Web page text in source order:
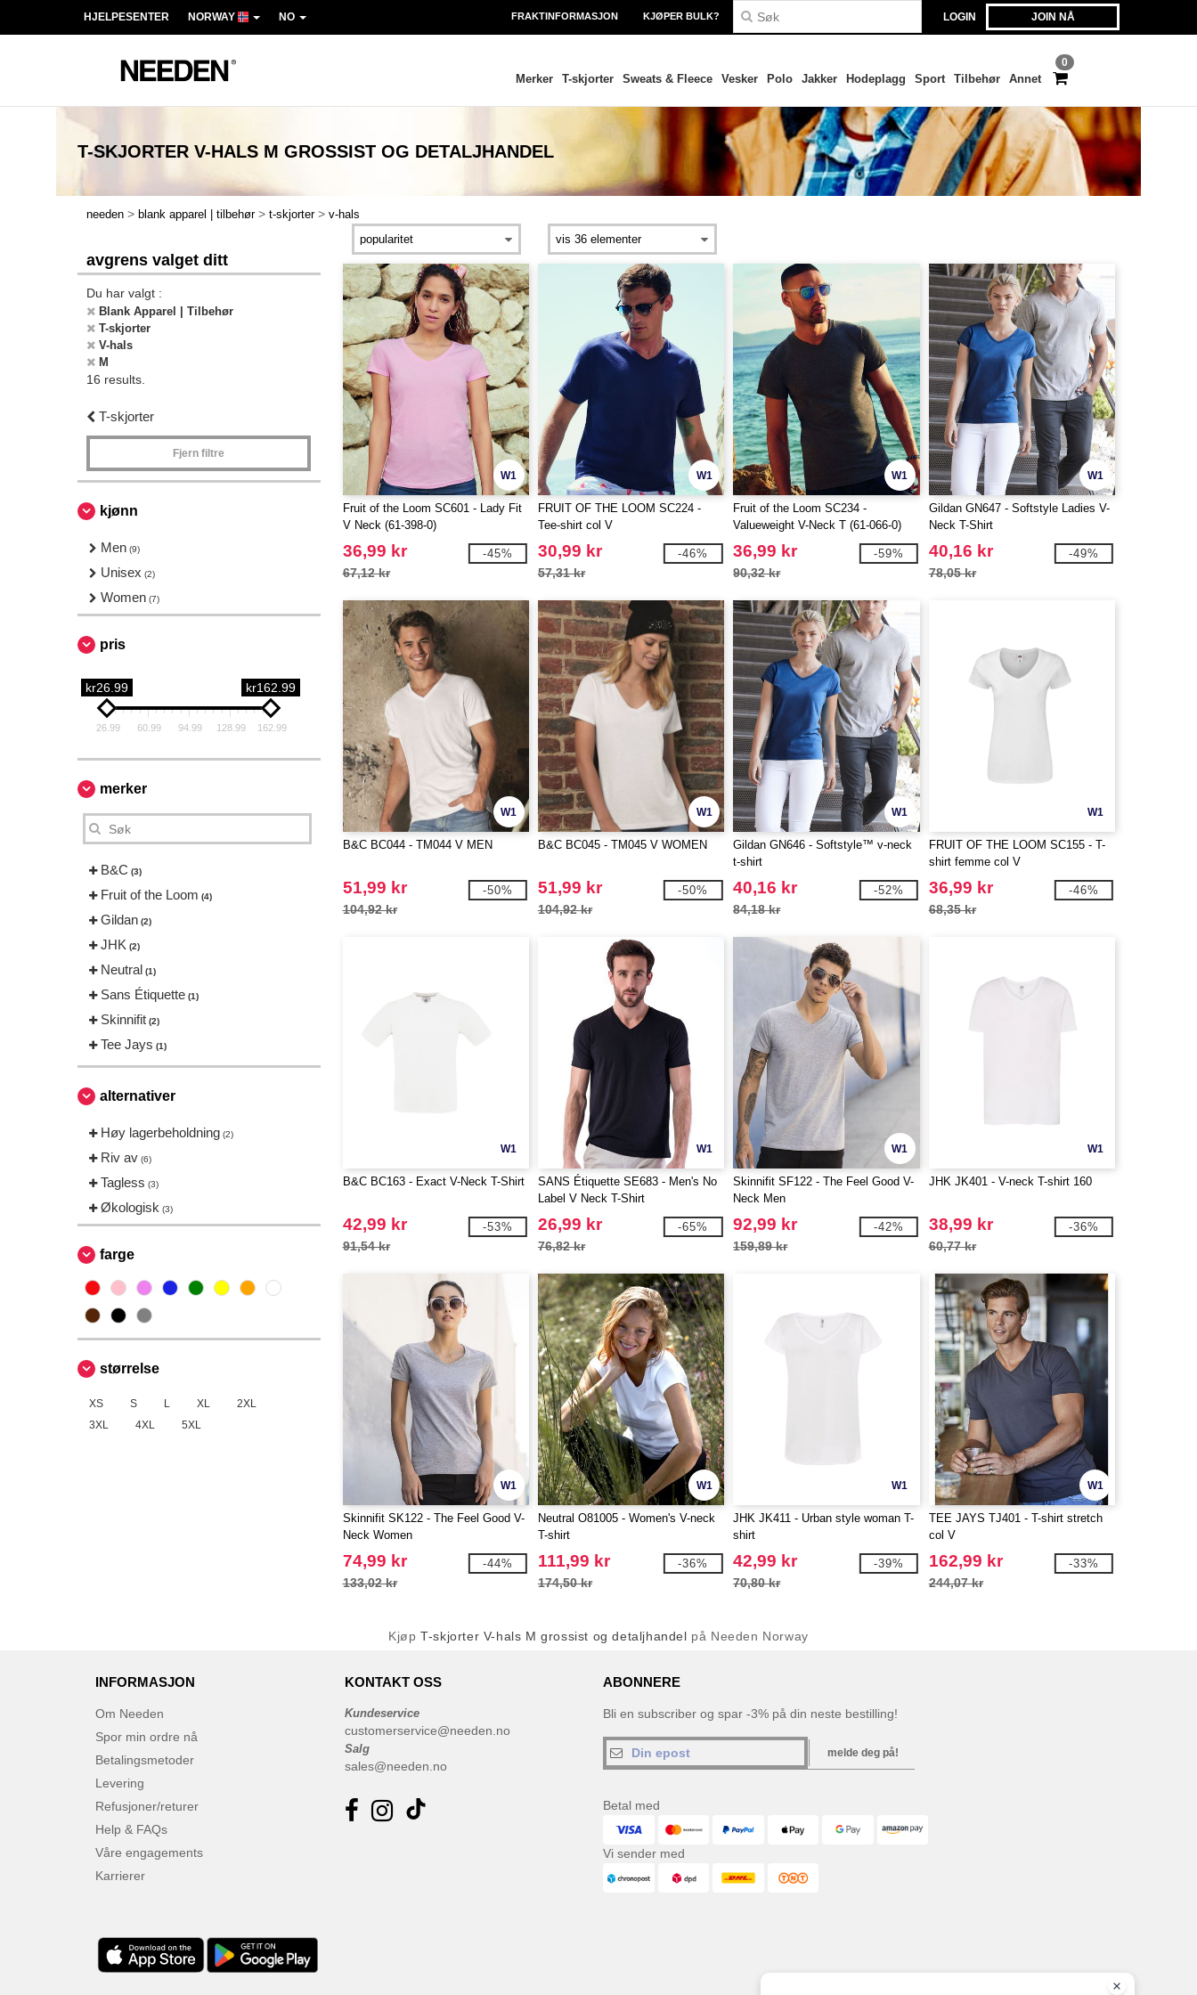
LOGIN JOIN NÅ
HJELPESENTER NORWAY NO FRAKTINFORMASJON KJØPER BULK?
0
Merker T-skjorter Sweats & Fleece Vesker Polo Jakker Hodeplagg Sport Tilbehør Annet
T-SKJORTER V-HALS M GROSSIST OG DETALJHANDEL
needen > blank apparel | tilbehør > t-skjorter > v-hals
avgrens valget ditt
Du har valgt :
Blank Apparel | Tilbehør
T-skjorter
V-hals
M
16 results.
T-skjorter
Fjern filtre
kjønn
Men (9)
Unisex (2)
Women (7)
pris
kr26.99 kr162.99
26.99 60.99 94.99 128.99 162.99
merker
B&C (3)
Fruit of the Loom (4)
Gildan (2)
JHK (2)
Neutral (1)
Sans Étiquette (1)
Skinnifit (2)
Tee Jays (1)
alternativer
Høy lagerbeholdning (2)
Riv av (6)
Tagless (3)
Økologisk (3)
farge
størrelse
XS S L XL
2XL
3XL
4XL 5XL
W1
Fruit of the Loom SC601 - Lady Fit
V Neck (61-398-0)
36,99 kr
67,12 kr
-45%
W1
FRUIT OF THE LOOM SC224 -
Tee-shirt col V
30,99 kr
57,31 kr
-46%
W1
Fruit of the Loom SC234 -
Valueweight V-Neck T (61-066-0)
36,99 kr
90,32 kr
-59%
W1
Gildan GN647 - Softstyle Ladies V-
Neck T-Shirt
40,16 kr
78,05 kr
-49%
W1
B&C BC044 - TM044 V MEN
51,99 kr
104,92 kr
-50%
W1
B&C BC045 - TM045 V WOMEN
51,99 kr
104,92 kr
-50%
W1
Gildan GN646 - Softstyle™ v-neck
t-shirt
40,16 kr
84,18 kr
-52%
W1
FRUIT OF THE LOOM SC155 - T-
shirt femme col V
36,99 kr
68,35 kr
-46%
W1
B&C BC163 - Exact V-Neck T-Shirt
42,99 kr
91,54 kr
-53%
W1
SANS Étiquette SE683 - Men's No
Label V Neck T-Shirt
26,99 kr
76,82 kr
-65%
W1
Skinnifit SF122 - The Feel Good V-
Neck Men
92,99 kr
159,89 kr
-42%
W1
JHK JK401 - V-neck T-shirt 160
38,99 kr
60,77 kr
-36%
W1
Skinnifit SK122 - The Feel Good V-
Neck Women
74,99 kr
133,02 kr
-44%
W1
Neutral O81005 - Women's V-neck
T-shirt
111,99 kr
174,50 kr
-36%
W1
JHK JK411 - Urban style woman T-
shirt
42,99 kr
70,80 kr
-39%
W1
TEE JAYS TJ401 - T-shirt stretch
col V
162,99 kr
244,07 kr
-33%
KjøpT-skjorter V-hals M grossist og detaljhandel på Needen Norway
INFORMASJON
Om Needen
Spor min ordre nå
Betalingsmetoder
Levering
Refusjoner/returer
Help & FAQs
Våre engagements
Karrierer
KONTAKT OSS
Kundeservice
customerservice@needen.no
Salg
sales@needen.no
ABONNERE
Bli en subscriber og spar -3% på din neste bestilling!
melde deg på!
Betal med
Vi sender med